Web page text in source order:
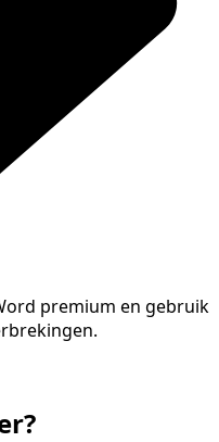
premium en gebruik